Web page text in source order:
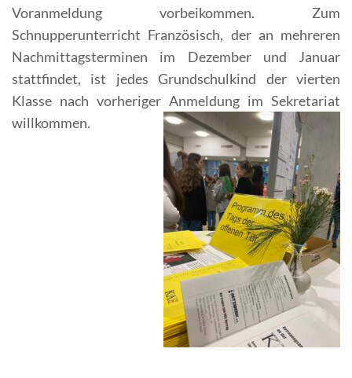
Voranmeldung vorbeikommen. Zum
Schnupperunterricht Französisch, der an mehreren
Nachmittagsterminen im Dezember und Januar
stattfindet, ist jedes Grundschulkind der vierten
Klasse nach vorheriger Anmeldung im Sekretariat
willkommen.